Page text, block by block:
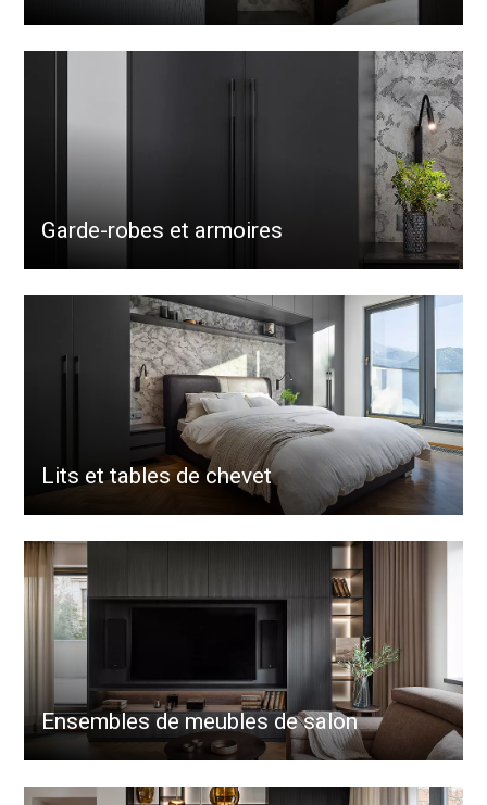
Garde-robes et armoires
Lits et tables de chevet
Ensembles de meubles de salon